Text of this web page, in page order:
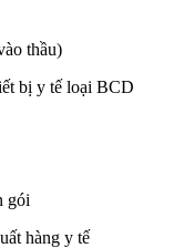
thầu)
bị y tế loại BCD
gói
hàng y tế